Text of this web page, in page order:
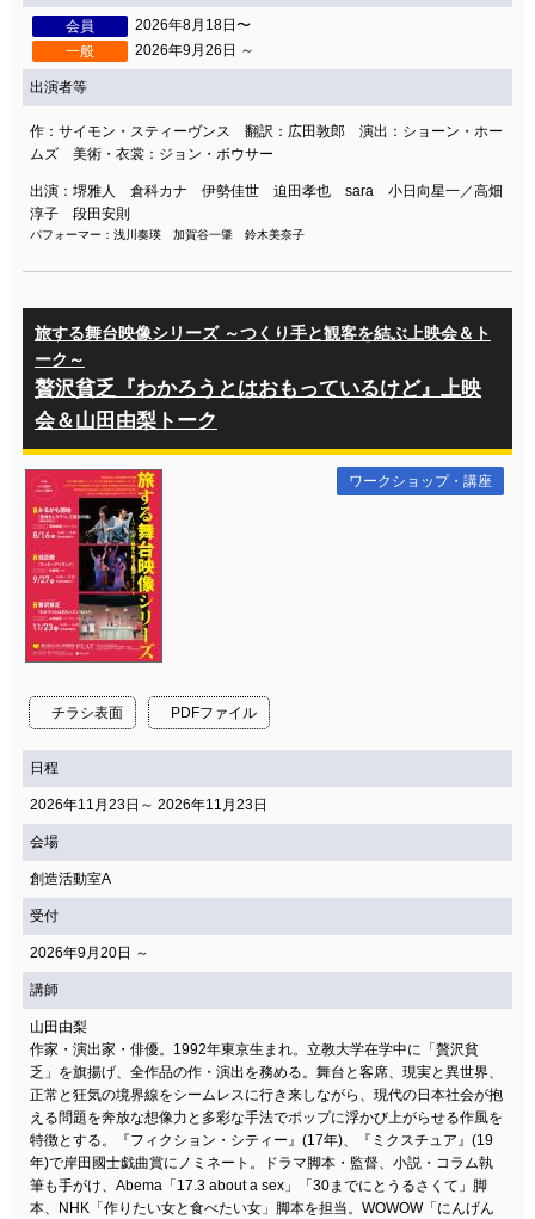
会員
2026年8月18日〜
一般
2026年9月26日 ～
出演者等
作：サイモン・スティーヴンス 翻訳：広田敦郎 演出：ショーン・ホー
ムズ 美術・衣裳：ジョン・ボウサー
出演：堺雅人 倉科カナ 伊勢佳世 迫田孝也 sara 小日向星一／高畑
淳子 段田安則
パフォーマー：浅川奏瑛 加賀谷一肇 鈴木美奈子
旅する舞台映像シリーズ ～つくり手と観客を結ぶ上映会＆ト
ーク～
贅沢貧乏『わかろうとはおもっているけど』上映
会＆山田由梨トーク
チラシ表面 PDFファイル
ワークショップ・講座
日程
2026年11月23日～ 2026年11月23日
会場
創造活動室A
受付
2026年9月20日 ～
講師
山田由梨
作家・演出家・俳優。1992年東京生まれ。立教大学在学中に「贅沢貧
乏」を旗揚げ、全作品の作・演出を務める。舞台と客席、現実と異世界、
正常と狂気の境界線をシームレスに行き来しながら、現代の日本社会が抱
える問題を奔放な想像力と多彩な手法でポップに浮かび上がらせる作風を
特徴とする。『フィクション・シティー』(17年)、『ミクスチュア』(19
年)で岸田國士戯曲賞にノミネート。ドラマ脚本・監督、小説・コラム執
筆も手がけ、Abema「17.3 about a sex」「30までにとうるさくて」脚
本、NHK「作りたい女と食べたい女」脚本を担当。WOWOW「にんげん